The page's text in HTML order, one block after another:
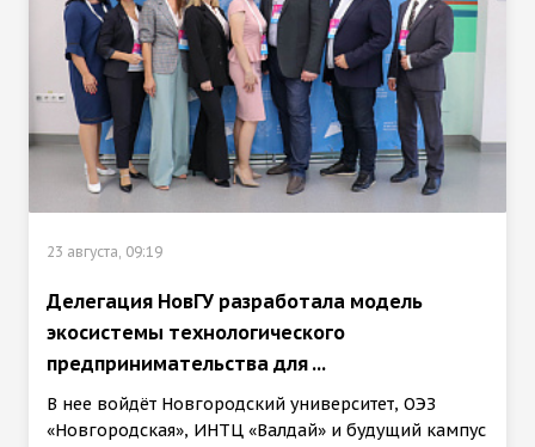
23 августа, 09:19
Делегация НовГУ разработала модель
экосистемы технологического
предпринимательства для ...
В нее войдёт Новгородский университет, ОЭЗ
«Новгородская», ИНТЦ «Валдай» и будущий кампус